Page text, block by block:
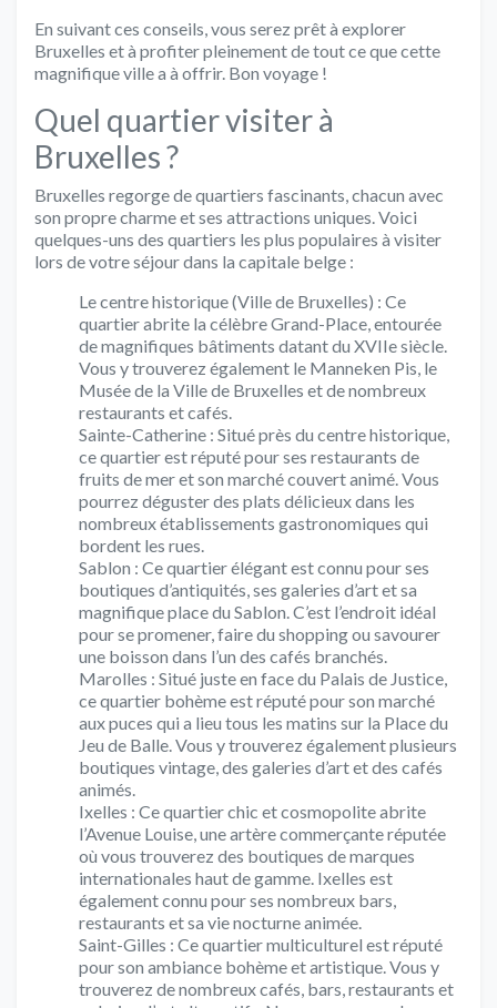
En suivant ces conseils, vous serez prêt à explorer
Bruxelles et à profiter pleinement de tout ce que cette
magnifique ville a à offrir. Bon voyage !
Quel quartier visiter à
Bruxelles ?
Bruxelles regorge de quartiers fascinants, chacun avec
son propre charme et ses attractions uniques. Voici
quelques-uns des quartiers les plus populaires à visiter
lors de votre séjour dans la capitale belge :
Le centre historique (Ville de Bruxelles) : Ce
quartier abrite la célèbre Grand-Place, entourée
de magnifiques bâtiments datant du XVIIe siècle.
Vous y trouverez également le Manneken Pis, le
Musée de la Ville de Bruxelles et de nombreux
restaurants et cafés.
Sainte-Catherine : Situé près du centre historique,
ce quartier est réputé pour ses restaurants de
fruits de mer et son marché couvert animé. Vous
pourrez déguster des plats délicieux dans les
nombreux établissements gastronomiques qui
bordent les rues.
Sablon : Ce quartier élégant est connu pour ses
boutiques d’antiquités, ses galeries d’art et sa
magnifique place du Sablon. C’est l’endroit idéal
pour se promener, faire du shopping ou savourer
une boisson dans l’un des cafés branchés.
Marolles : Situé juste en face du Palais de Justice,
ce quartier bohème est réputé pour son marché
aux puces qui a lieu tous les matins sur la Place du
Jeu de Balle. Vous y trouverez également plusieurs
boutiques vintage, des galeries d’art et des cafés
animés.
Ixelles : Ce quartier chic et cosmopolite abrite
l’Avenue Louise, une artère commerçante réputée
où vous trouverez des boutiques de marques
internationales haut de gamme. Ixelles est
également connu pour ses nombreux bars,
restaurants et sa vie nocturne animée.
Saint-Gilles : Ce quartier multiculturel est réputé
pour son ambiance bohème et artistique. Vous y
trouverez de nombreux cafés, bars, restaurants et